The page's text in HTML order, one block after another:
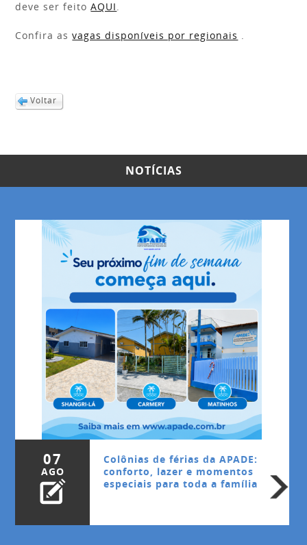
deve ser feitoAQUI
Confira asvagas disponíveis por regionais
Voltar
NOTÍCIAS
07
AGO
Colônias de férias da APADE:
conforto, lazer e momentos
especiais para toda a família